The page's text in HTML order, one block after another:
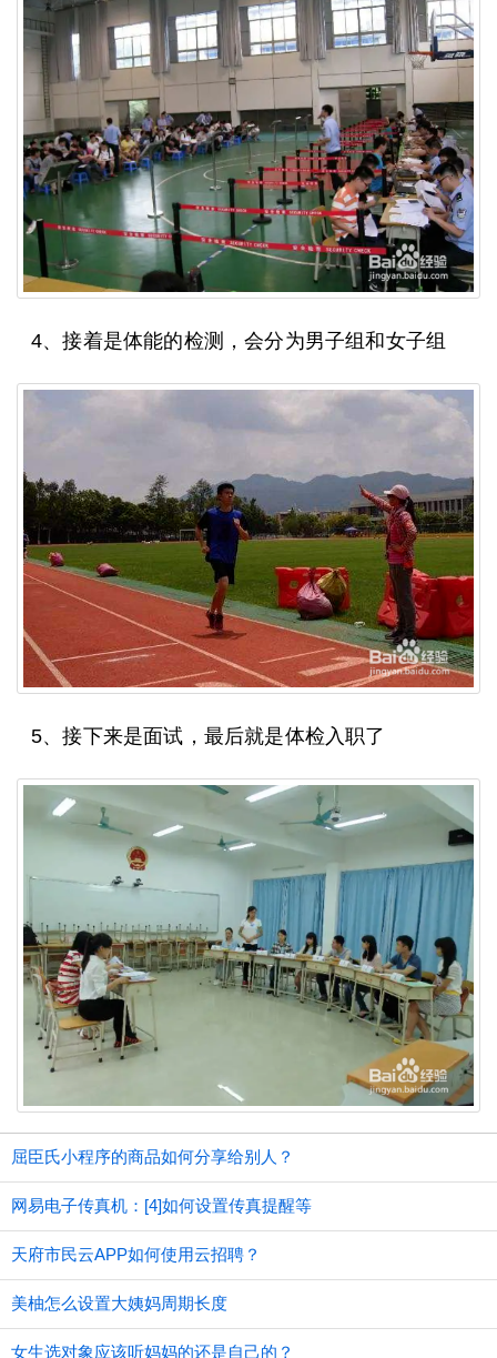
4、接着是体能的检测，会分为男子组和女子组
5、接下来是面试，最后就是体检入职了
屈臣氏小程序的商品如何分享给别人？
网易电子传真机：[4]如何设置传真提醒等
天府市民云APP如何使用云招聘？
美柚怎么设置大姨妈周期长度
女生选对象应该听妈妈的还是自己的？